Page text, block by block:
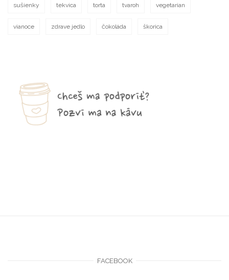
sušienky tekvica torta tvaroh vegetarian
vianoce zdrave jedlo čokoláda škorica
FACEBOOK